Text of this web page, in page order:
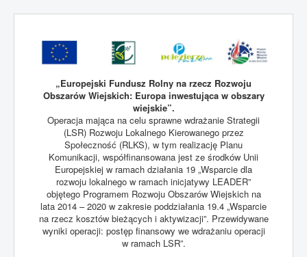
„Europejski Fundusz Rolny na rzecz Rozwoju
Obszarów Wiejskich: Europa inwestująca w obszary
wiejskie”.
Operacja mająca na celu sprawne wdrażanie Strategii
(LSR) Rozwoju Lokalnego Kierowanego przez
Społeczność (RLKS), w tym realizację Planu
Komunikacji, współfinansowana jest ze środków Unii
Europejskiej w ramach działania 19 „Wsparcie dla
rozwoju lokalnego w ramach inicjatywy LEADER”
objętego Programem Rozwoju Obszarów Wiejskich na
lata 2014 – 2020 w zakresie poddziałania 19.4 „Wsparcie
na rzecz kosztów bieżących i aktywizacji”. Przewidywane
wyniki operacji: postęp finansowy we wdrażaniu operacji
w ramach LSR”.